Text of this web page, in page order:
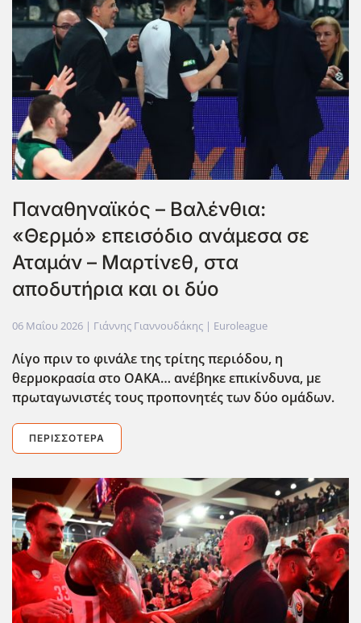
Παναθηναϊκός – Βαλένθια:
«Θερμό» επεισόδιο ανάμεσα σε
Αταμάν – Μαρτίνεθ, στα
αποδυτήρια και οι δύο
06 Μαΐου 2026 | Γιάννης Γιαννουδάκης | Euroleague
Λίγο πριν το φινάλε της τρίτης περιόδου, η
θερμοκρασία στο ΟΑΚΑ… ανέβηκε επικίνδυνα, με
πρωταγωνιστές τους προπονητές των δύο ομάδων.
ΠΕΡΙΣΣΌΤΕΡΑ